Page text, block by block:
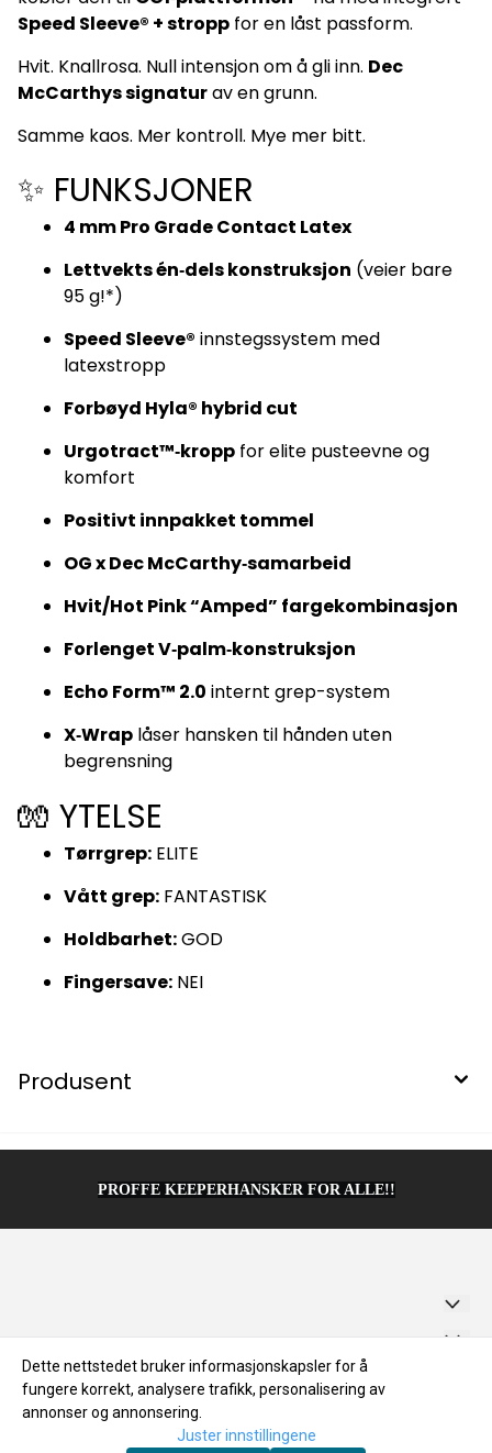
Speed Sleeve® + stropp for en låst passform.
Hvit. Knallrosa. Null intensjon om å gli inn. Dec
McCarthys signaturav en grunn.
Samme kaos. Mer kontroll. Mye mer bitt.
✨ FUNKSJONER
4 mm Pro Grade Contact Latex
Lettvekts én‑dels konstruksjon (veier bare
95 g!*)
Speed Sleeve® innstegssystem med
latexstropp
Forbøyd Hyla® hybrid cut
Urgotract™‑kropp for elite pusteevne og
komfort
Positivt innpakket tommel
OG x Dec McCarthy‑samarbeid
Hvit/Hot Pink “Amped” fargekombinasjon
Forlenget V‑palm‑konstruksjon
Echo Form™ 2.0 internt grep-system
X‑Wrap låser hansken til hånden uten
begrensning
🧤 YTELSE
Tørrgrep: ELITE
Vått grep: FANTASTISK
Holdbarhet:GOD
Fingersave: NEI
Produsent
PROFFE KEEPERHANSKER FOR ALLE!!
Sportadventure AS
Brugata 56
2321 Hamar
Forsendelse og retur
Personvern
Forsendelse og retur
Nyhetsbrev
Dette nettstedet bruker informasjonskapsler for å
fungere korrekt, analysere trafikk, personalisering av
annonser og annonsering.
Juster innstillingene